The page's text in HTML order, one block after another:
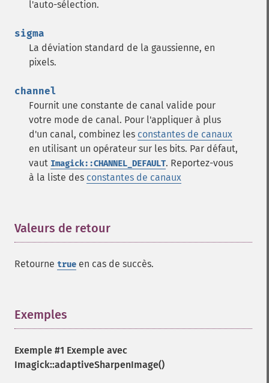
l'auto-sélection.
sigma
La déviation standard de la gaussienne, en
pixels.
channel
Fournit une constante de canal valide pour
votre mode de canal. Pour l'appliquer à plus
d'un canal, combinez les constantes de canaux
en utilisant un opérateur sur les bits. Par défaut,
vaut Imagick::CHANNEL_DEFAULT. Reportez-vous
à la liste des constantes de canaux
Valeurs de retour
Retourne true en cas de succès.
Exemples
Exemple #1 Exemple avec
Imagick::adaptiveSharpenImage()